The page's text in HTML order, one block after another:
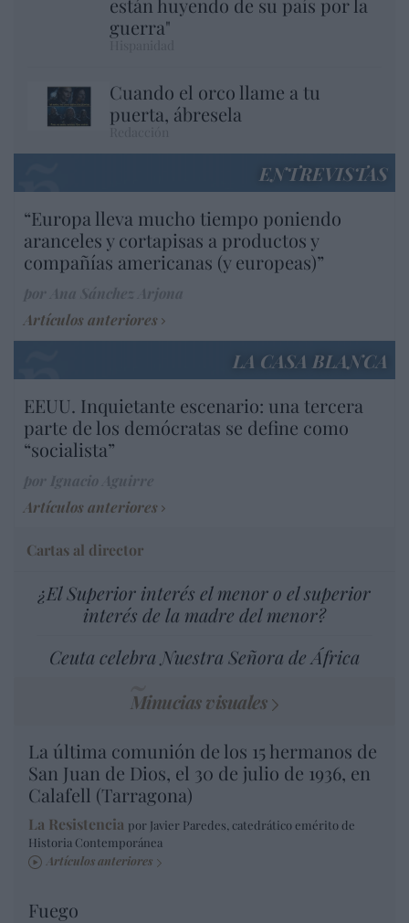
están huyendo de su país por la
guerra"
Cuando el orco llame a tu
puerta, ábresela
ENTREVISTAS
“Europa lleva mucho tiempo poniendo
aranceles y cortapisas a productos y
compañías americanas (y europeas)”
Artículos anteriores
LA CASA BLANCA
EEUU. Inquietante escenario: una tercera
parte de los demócratas se define como
“socialista”
Artículos anteriores
Cartas al director
¿El Superior interés el menor o el superior
interés de la madre del menor?
Ceuta celebra Nuestra Señora de África
Minucias visuales
La última comunión de los 15 hermanos de
San Juan de Dios, el 30 de julio de 1936, en
Calafell (Tarragona)
La Resistencia por Javier Paredes, catedrático emérito de
Historia Contemporánea
Artículos anteriores
Fuego